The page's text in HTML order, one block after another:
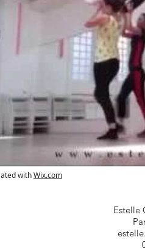
withWix.com
Estelle